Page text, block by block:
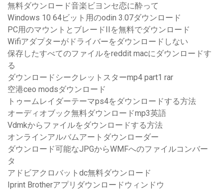
無料ダウンロード音楽ビヨンセ恋に酔って
Windows 10 64ビット用のodin 3.07ダウンロード
PC用のマウントとブレードIIを無料でダウンロード
Wifiアダプターがドライバーをダウンロードしない
保存したすべてのファイルをreddit macにダウンロードす
る
ダウンロードシークレットスターmp4 part1 rar
空港ceo modsダウンロード
トゥームレイダーテーマps4をダウンロードする方法
オーディオブック無料ダウンロードmp3英語
Vdmkからファイルをダウンロードする方法
オンラインアルバムアートダウンローダー
ダウンロード可能なJPGからWMFへのファイルコンバー
タ
アドビアクロバットdc無料ダウンロード
Iprint Brotherアプリダウンロードウィンドウ